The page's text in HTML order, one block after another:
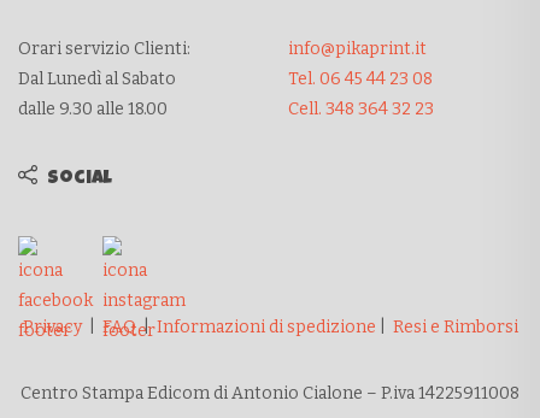
Orari servizio Clienti:
Dal Lunedì al Sabato
dalle 9.30 alle 18.00
info@pikaprint.it
Tel. 06 45 44 23 08
Cell. 348 364 32 23
Social
Privacy| FAQ|Informazioni di spedizione Resi e Rimborsi
Centro Stampa Edicom di Antonio Cialone – P.iva 14225911008